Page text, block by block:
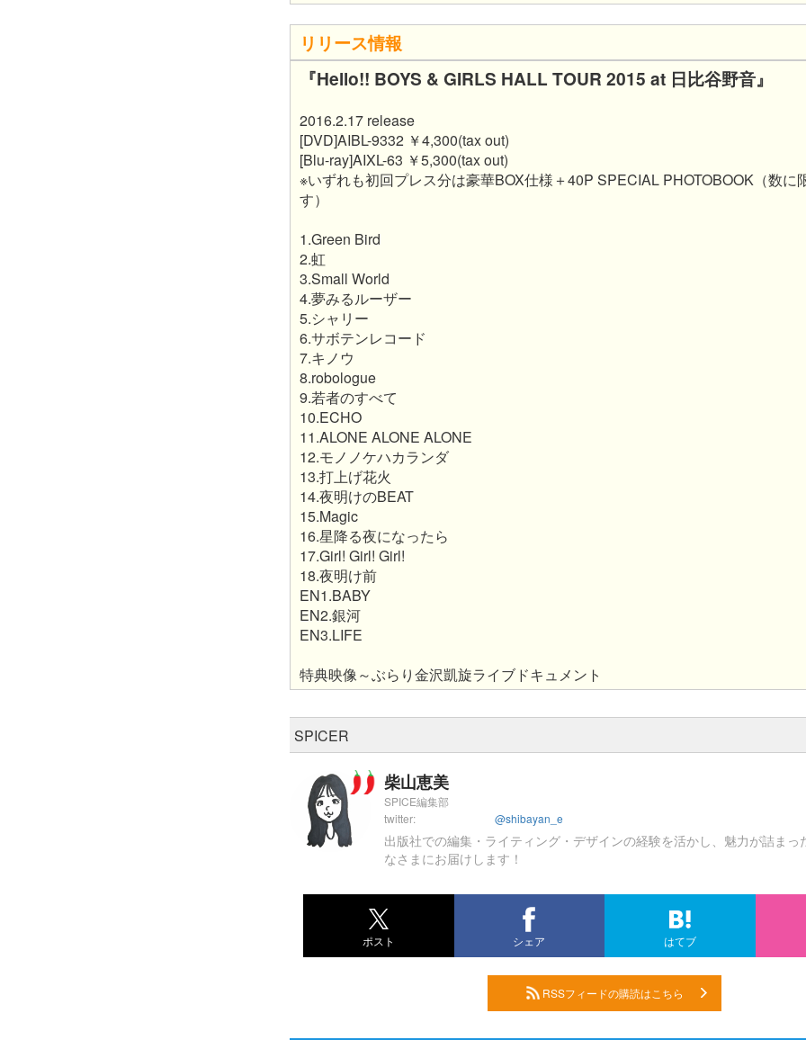
リリース情報
『Hello!! BOYS & GIRLS HALL TOUR 2015 at 日比谷野音』
2016.2.17 release
[DVD]AIBL-9332 ￥4,300(tax out)
[Blu-ray]AIXL-63 ￥5,300(tax out)
※いずれも初回プレス分は豪華BOX仕様＋40P SPECIAL PHOTOBOOK（数に
す）
1.Green Bird
2.虹
3.Small World
4.夢みるルーザー
5.シャリー
6.サボテンレコード
7.キノウ
8.robologue
9.若者のすべて
10.ECHO
11.ALONE ALONE ALONE
12.モノノケハカランダ
13.打上げ花火
14.夜明けのBEAT
15.Magic
16.星降る夜になったら
17.Girl! Girl! Girl!
18.夜明け前
EN1.BABY
EN2.銀河
EN3.LIFE
特典映像～ぶらり金沢凱旋ライブドキュメント
SPICER
柴山恵美
SPICE編集部
twitter:
@shibayan_e
出版社での編集・ライティング・デザインの経験を活かし、魅力が詰まっ
なさまにお届けします！
ポスト シェア はてブ
RSSフィードの購読はこちら